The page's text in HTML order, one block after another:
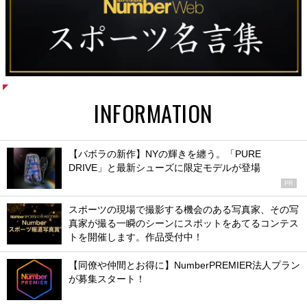
INFORMATION
【バボラの新作】NYの輝きを纏う。「PURE
DRIVE」と最新シューズに限定モデルが登場
PR
スポーツの現場で撮影する機会のある写真家、その写
真家が撮る一瞬のシーンにスポットをあてるコンテス
トを開催します。作品受付中！
【同僚や仲間とお得に】NumberPREMIER法人プラン
が募集スタート！